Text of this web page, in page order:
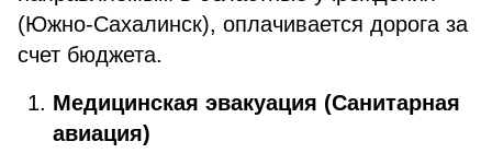
(Южно-Сахалинск), оплачивается дорога за
счет бюджета.
Медицинская эвакуация (Санитарная
авиация)